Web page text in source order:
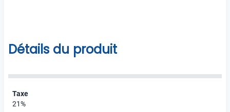
Détails du produit
Taxe
21%